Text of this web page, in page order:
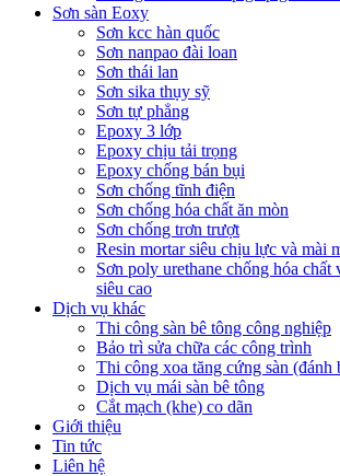
Sơn sàn Eoxy
Sơn kcc hàn quốc
Sơn nanpao đài loan
Sơn thái lan
Sơn sika thụy sỹ
Sơn tự phẳng
Epoxy 3 lớp
Epoxy chịu tải trọng
Epoxy chống bán bụi
Sơn chống tĩnh điện
Sơn chống hóa chất ăn mòn
Sơn chống trơn trượt
Resin mortar siêu chịu lực và mài
Sơn poly urethane chống hóa chất
siêu cao
Dịch vụ khác
Thi công sàn bê tông công nghiệp
Bảo trì sửa chữa các công trình
Thi công xoa tăng cứng sàn (đánh
Dịch vụ mái sàn bê tông
Cắt mạch (khe) co dãn
Giới thiệu
Tin tức
Liên hệ